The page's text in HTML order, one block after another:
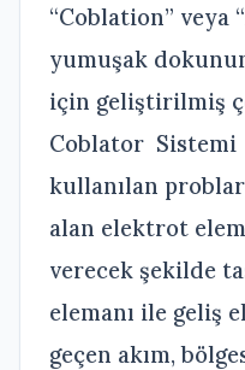
“Coblation” veya
yumuşak
için geliştirilmiş
Coblator
kullanılan
alan elektrot
verecek şekilde
elemanı ile geliş
geçen akım,